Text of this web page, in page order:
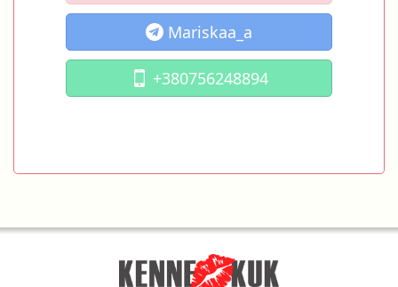
Mariskaa_a
+380756248894